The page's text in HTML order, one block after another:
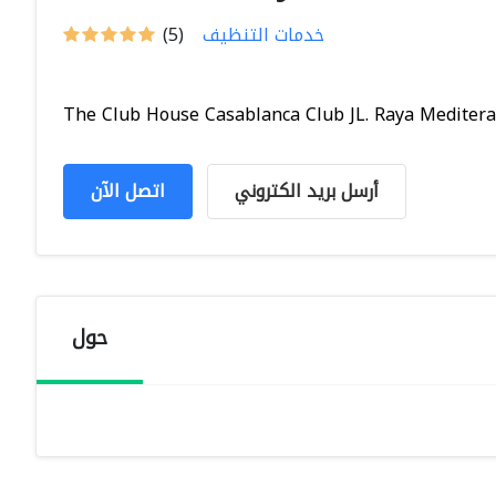
(5) خدمات التنظيف
The Club House Casablanca Club JL. Raya
اتصل الآن أرسل بريد الكتروني
حول